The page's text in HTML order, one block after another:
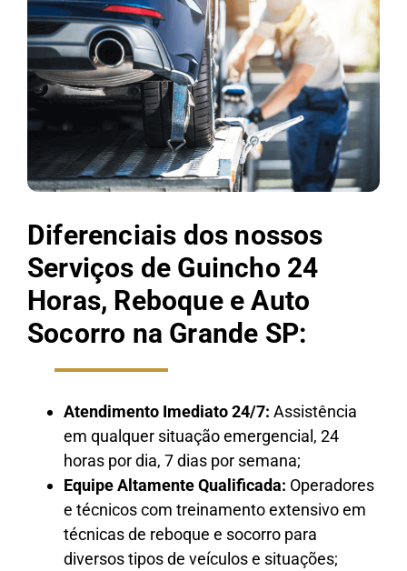
Diferenciais dos nossos
Serviços de Guincho 24
Horas, Reboque e Auto
Socorro na Grande SP:
Atendimento Imediato 24/7: Assistência
em qualquer situação emergencial, 24
horas por dia, 7 dias por semana;
Equipe Altamente Qualificada: Operadores
e técnicos com treinamento extensivo em
técnicas de reboque e socorro para
diversos tipos de veículos e situações;